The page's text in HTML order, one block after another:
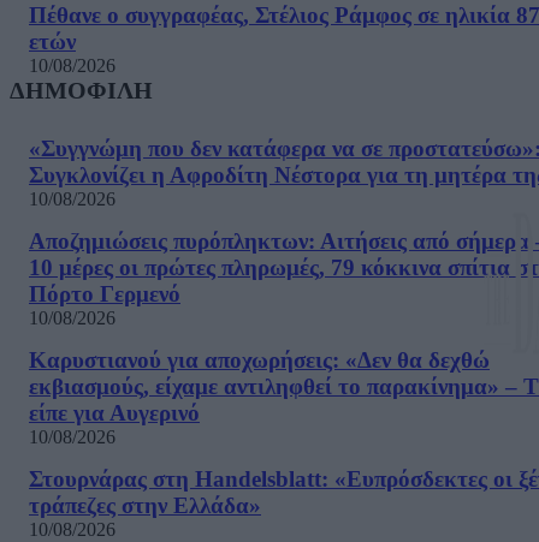
Πέθανε ο συγγραφέας, Στέλιος Ράμφος σε ηλικία 87
ετών
10/08/2026
ΔΗΜΟΦΙΛΗ
«Συγγνώμη που δεν κατάφερα να σε
Συγκλονίζει η Αφροδίτη Νέστορα για τη μητέρα
10/08/2026
Αποζημιώσεις πυρόπληκτων: Αιτήσεις από σήμερα
10 μέρες οι πρώτες πληρωμές, 79 κόκκινα σπίτια
Πόρτο Γερμενό
10/08/2026
Καρυστιανού για αποχωρήσεις: «Δεν θα δεχθώ
εκβιασμούς, είχαμε αντιληφθεί το παρακίνημα» –
είπε για Αυγερινό
10/08/2026
Στουρνάρας στη Handelsblatt: «Ευπρόσδεκτες οι
τράπεζες στην Ελλάδα»
10/08/2026